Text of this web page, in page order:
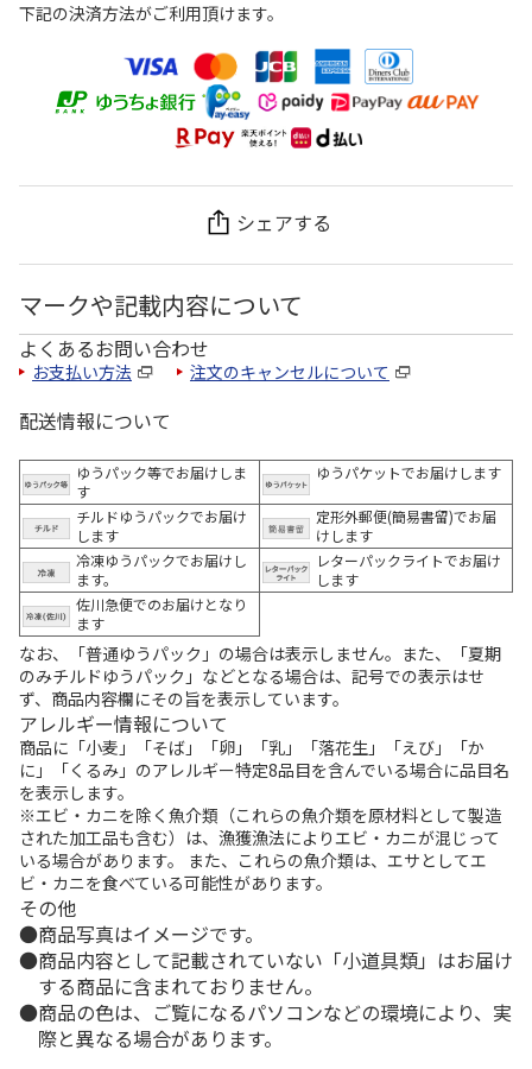
下記の決済方法がご利用頂けます。
シェアする
マークや記載内容について
よくあるお問い合わせ
お支払い方法 注文のキャンセルについて
配送情報について
ゆうパック等でお届けしま
す
ゆうパケットでお届けします
チルドゆうパックでお届け
します
定形外郵便(簡易書留)でお届
けします
冷凍ゆうパックでお届けし
ます。
レターパックライトでお届け
します
佐川急便でのお届けとなり
ます
なお、「普通ゆうパック」の場合は表示しません。また、「夏期
のみチルドゆうパック」などとなる場合は、記号での表示はせ
ず、商品内容欄にその旨を表示しています。
アレルギー情報について
商品に「小麦」「そば」「卵」「乳」「落花生」「えび」「か
に」「くるみ」のアレルギー特定8品目を含んでいる場合に品目名
を表示します。
※エビ・カニを除く魚介類（これらの魚介類を原材料として製造
された加工品も含む）は、漁獲漁法によりエビ・カニが混じって
いる場合があります。 また、これらの魚介類は、エサとしてエ
ビ・カニを食べている可能性があります。
その他
商品写真はイメージです。
商品内容として記載されていない「小道具類」はお届け
する商品に含まれておりません。
商品の色は、ご覧になるパソコンなどの環境により、実
際と異なる場合があります。